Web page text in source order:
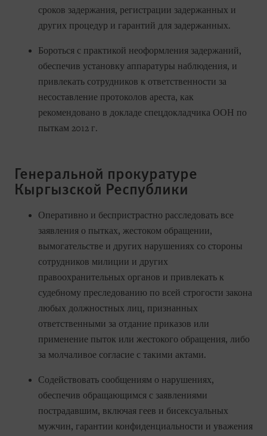
сроков задержания, регистрации задержанных и
других процедур и гарантий для задержанных.
Бороться с практикой неоформления задержаний,
обеспечив установку аппаратуры наблюдения, и
привлекать сотрудников к ответственности за
несоставление протоколов ареста, как
рекомендовано в докладе спецдокладчика ООН по
пыткам 2012 г.
Генеральной прокуратуре
Кыргызской Республики
Оперативно и беспристрастно расследовать все
заявления о пытках, жестоком обращении,
вымогательстве и других нарушениях со стороны
сотрудников милиции и других
правоохранительных органов и привлекать к
судебному преследованию по всей строгости закона
любых должностных лиц, признанных
ответственными за отдание приказов или
применение пыток или жестокого обращения, либо
за молчаливое согласие с такими актами.
Содействовать сообщениям о нарушениях,
обеспечив обращающимся с заявлениями
пострадавшим, включая геев и бисексуальных
мужчин, гарантии конфиденциальности и уважения